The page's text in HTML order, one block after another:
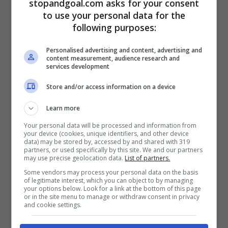
2020-2021 ha registrato un rossi di 210
milioni persi e ora un altro bilancio in
daLa Gazzetta dello Sport, l’esercizio
2021-22 ha chiuso con un
250 milioni per la Juventus
ufficiale: sarà il consiglio
d’amministrazione della Juve a svelare il
tutto nella riunione prevista tra il 16 e il 23
settembre.
L’aumento di capitale di 400 milioni a
dicembre 2021, dopo l’aumento
stopandgoal.com asks for your consent
to use your personal data for the
following purposes:
Personalised advertising and content, advertising and
content measurement, audience research and
services development
Store and/or access information on a device
Learn more
Your personal data will be processed and information from
your device (cookies, unique identifiers, and other device
data) may be stored by, accessed by and shared with 319
partners, or used specifically by this site. We and our partners
may use precise geolocation data. List of partners.
Some vendors may process your personal data on the basis
of legitimate interest, which you can object to by managing
your options below. Look for a link at the bottom of this page
or in the site menu to manage or withdraw consent in privacy
and cookie settings.